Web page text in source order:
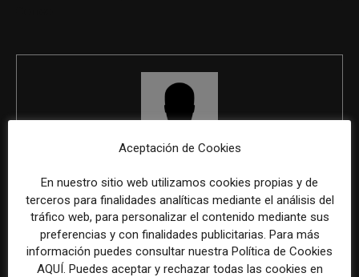
ÚLTIMOS ARTÍCULOS
Aceptación de Cookies
En nuestro sitio web utilizamos cookies propias y de
terceros para finalidades analíticas mediante el análisis del
tráfico web, para personalizar el contenido mediante sus
preferencias y con finalidades publicitarias. Para más
información puedes consultar nuestra Política de Cookies
AQUÍ. Puedes aceptar y rechazar todas las cookies en